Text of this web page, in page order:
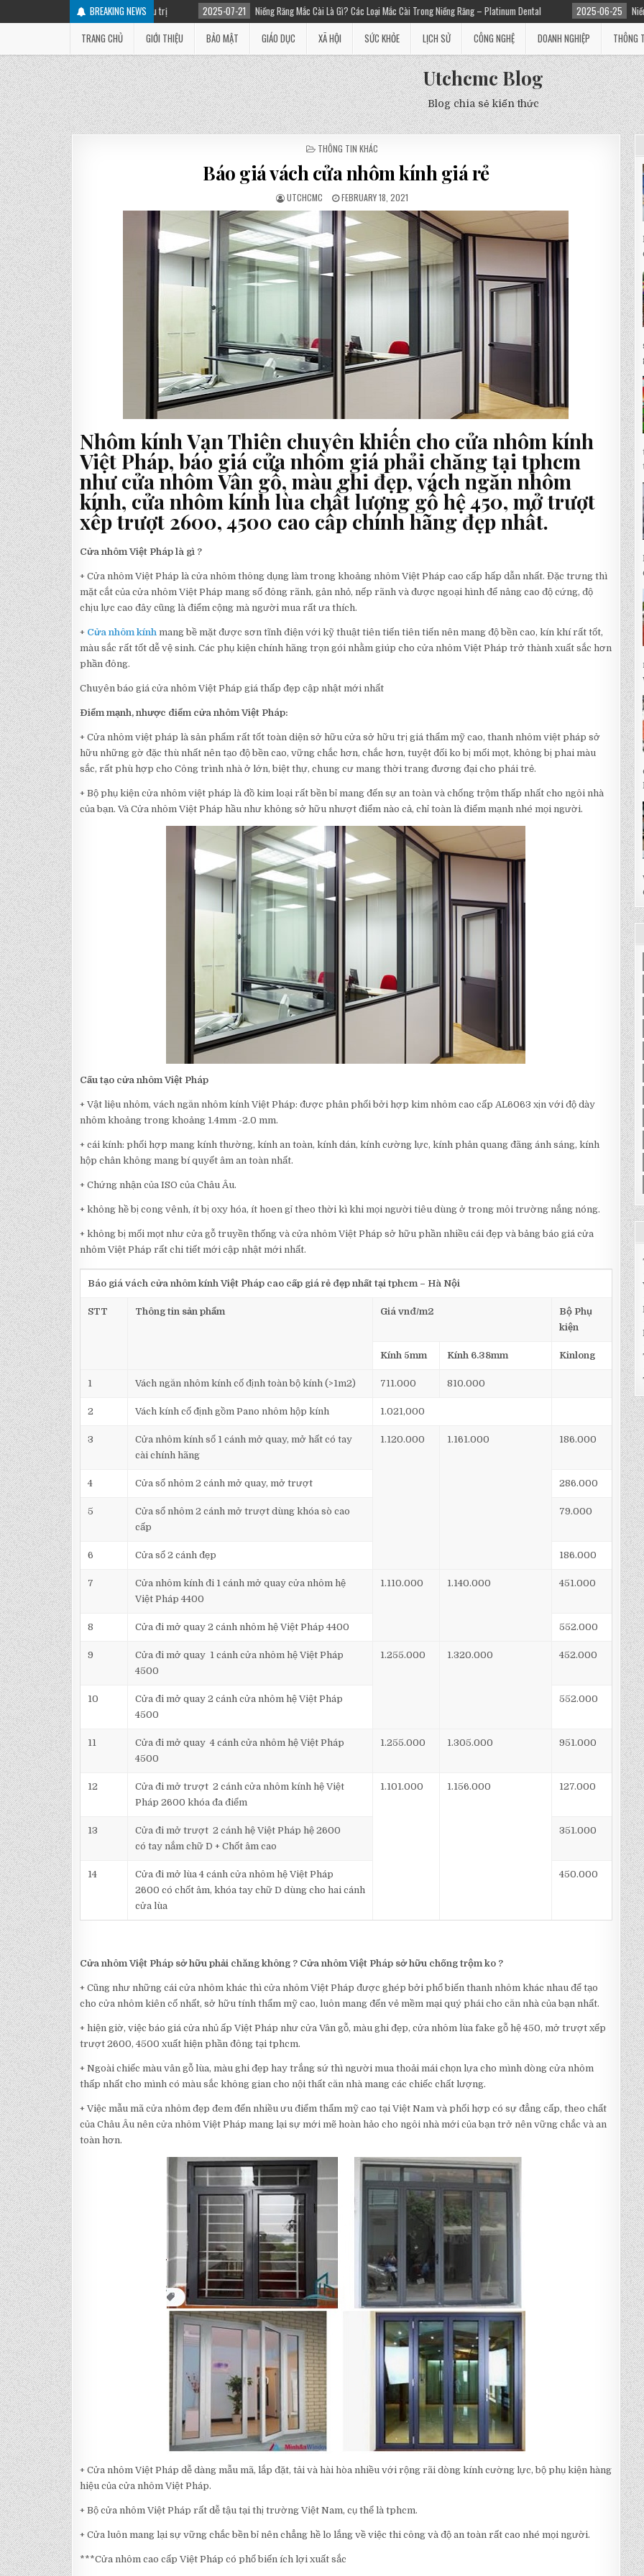
BREAKING NEWS
nhân và cách điều trị 2025-07-21 Niềng Răng Mắc Cài Là Gì? Các Loại Mắc Cài Trong Niềng Răng – Platinum Dental 2025-06-25 Niềng răng giá bao
TRANG CHỦ
GIỚI THIỆU BẢO MẬT GIÁO DỤC XÃ HỘI SỨC KHỎE LỊCH SỬ CÔNG NGHỆ DOANH NGHIỆP THÔNG
Utchcmc Blog
Blog chia sẻ kiến thức
POSTED
THÔNG TIN KHÁC
Báo giá vách cửa nhôm kính giá rẻ
UTCHCMC FEBRUARY 18, 2021
Nhôm kính Vạn Thiên chuyên khiến cho cửa nhôm kính
Việt Pháp, báo giá cửa nhôm giá phải chăng tại tphcm
như cửa nhôm Vân gỗ, màu ghi đẹp, vách ngăn nhôm
kính, cửa nhôm kính lùa chất lượng gỗ hệ 450, mở trượt
xếp trượt 2600, 4500 cao cấp chính hãng đẹp nhất.
Cửa nhôm Việt Pháp là gì ?
+ Cửa nhôm Việt Pháp là cửa nhôm thông dụng làm trong khoảng nhôm Việt Pháp cao cấp hấp dẫn nhất. Đặc trưng thì
mặt cắt của cửa nhôm Việt Pháp mang số đông rãnh, gân nhỏ, nếp rãnh và được ngoại hình để nâng cao độ cứng, độ
chịu lực cao đây cũng là điểm cộng mà người mua rất ưa thích.
+ Cửa nhôm kính mang bề mặt được sơn tĩnh điện với kỹ thuật tiên tiến tiên tiến nên mang độ bền cao, kín khí rất tốt,
màu sắc rất tốt dễ vệ sinh. Các phụ kiện chính hãng trọn gói nhằm giúp cho cửa nhôm Việt Pháp trở thành xuất sắc hơn
phần đông.
Chuyên báo giá cửa nhôm Việt Pháp giá thấp đẹp cập nhật mới nhất
Điểm mạnh, nhược điểm cửa nhôm Việt Pháp:
+ Cửa nhôm việt pháp là sản phẩm rất tốt toàn diện sở hữu cửa sở hữu trị giá thẩm mỹ cao, thanh nhôm việt pháp sở
hữu những gờ đặc thù nhất nên tạo độ bền cao, vững chắc hơn, chắc hơn, tuyệt đối ko bị mối mọt, không bị phai màu
sắc, rất phù hợp cho Công trình nhà ở lớn, biệt thự, chung cư mang thời trang đương đại cho phái trẻ.
+ Bộ phụ kiện cửa nhôm việt pháp là đồ kim loại rất bền bỉ mang đến sự an toàn và chống trộm thấp nhất cho ngôi nhà
của bạn. Và Cửa nhôm Việt Pháp hầu như không sở hữu nhượt điểm nào cả, chỉ toàn là điểm mạnh nhé mọi người.
Cấu tạo cửa nhôm Việt Pháp
+ Vật liệu nhôm, vách ngăn nhôm kính Việt Pháp: được phân phối bởi hợp kim nhôm cao cấp AL6063 xịn với độ dày
nhôm khoảng trong khoảng 1.4mm -2.0 mm.
+ cái kính: phối hợp mang kính thường, kính an toàn, kính dán, kính cường lực, kính phản quang đãng ánh sáng, kính
hộp chân không mang bí quyết âm an toàn nhất.
+ Chứng nhận của ISO của Châu Âu.
+ không hề bị cong vênh, ít bị oxy hóa, ít hoen gỉ theo thời kì khi mọi người tiêu dùng ở trong môi trường nắng nóng.
+ không bị mối mọt như cửa gỗ truyền thống và cửa nhôm Việt Pháp sở hữu phần nhiều cái đẹp và bảng báo giá cửa
nhôm Việt Pháp rất chi tiết mới cập nhật mới nhất.
Báo giá vách cửa nhôm kính Việt Pháp cao cấp giá rẻ đẹp nhất tại tphcm – Hà Nội
STT Thông tin sản phẩm Giá vnđ/m2
Bộ Phụ
kiện
Kính 5mm Kính 6.38mm Kinlong
1 Vách ngăn nhôm kính cố định toàn bộ kính (>1m2) 711.000 810.000
2 Vách kính cố định gồm Pano nhôm hộp kính 1.021,000
3
Cửa nhôm kính sổ 1 cánh mở quay, mở hất có tay
cài chính hãng
1.120.000 1.161.000 186.000
4 Cửa sổ nhôm 2 cánh mở quay, mở trượt 286.000
5
Cửa sổ nhôm 2 cánh mở trượt dùng khóa sò cao
cấp
79.000
6 Cửa sổ 2 cánh đẹp 186.000
7
Cửa nhôm kính đi 1 cánh mở quay cửa nhôm hệ
Việt Pháp 4400
1.110.000 1.140.000 451.000
8 Cửa đi mở quay 2 cánh nhôm hệ Việt Pháp 4400 552.000
9
Cửa đi mở quay 1 cánh cửa nhôm hệ Việt Pháp
4500
1.255.000 1.320.000 452.000
10
Cửa đi mở quay 2 cánh cửa nhôm hệ Việt Pháp
4500
552.000
11
Cửa đi mở quay 4 cánh cửa nhôm hệ Việt Pháp
4500
1.255.000 1.305.000 951.000
12
Cửa đi mở trượt 2 cánh cửa nhôm kính hệ Việt
Pháp 2600 khóa đa điểm
1.101.000 1.156.000 127.000
13
Cửa đi mở trượt 2 cánh hệ Việt Pháp hệ 2600
có tay nắm chữ D + Chốt âm cao
351.000
14
Cửa đi mở lùa 4 cánh cửa nhôm hệ Việt Pháp
2600 có chốt âm, khóa tay chữ D dùng cho hai cánh
cửa lùa
450.000
Cửa nhôm Việt Pháp sở hữu phải chăng không ? Cửa nhôm Việt Pháp sở hữu chống trộm ko ?
+ Cũng như những cái cửa nhôm khác thì cửa nhôm Việt Pháp được ghép bởi phổ biến thanh nhôm khác nhau để tạo
cho cửa nhôm kiên cố nhất, sở hữu tính thẩm mỹ cao, luôn mang đến vẻ mềm mại quý phái cho căn nhà của bạn nhất.
+ hiện giờ, việc báo giá cửa nhủ ấp Việt Pháp như cửa Vân gỗ, màu ghi đẹp, cửa nhôm lùa fake gỗ hệ 450, mở trượt xếp
trượt 2600, 4500 xuất hiện phần đông tại tphcm.
+ Ngoài chiếc màu vân gỗ lùa, màu ghi đẹp hay trắng sứ thì người mua thoải mái chọn lựa cho mình dòng cửa nhôm
thấp nhất cho mình có màu sắc không gian cho nội thất căn nhà mang các chiếc chất lượng.
+ Việc mẫu mã cửa nhôm đẹp đem đến nhiều ưu điểm thẩm mỹ cao tại Việt Nam và phối hợp có sự đẳng cấp, theo chất
của Châu Âu nên cửa nhôm Việt Pháp mang lại sự mới mẽ hoàn hảo cho ngôi nhà mới của bạn trở nên vững chắc và an
toàn hơn.
+ Cửa nhôm Việt Pháp dễ dàng mẫu mã, lắp đặt, tải và hài hòa nhiều với rộng rãi dòng kính cường lực, bộ phụ kiện hàng
hiệu của cửa nhôm Việt Pháp.
+ Bộ cửa nhôm Việt Pháp rất dễ tậu tại thị trường Việt Nam, cụ thể là tphcm.
+ Cửa luôn mang lại sự vững chắc bền bỉ nên chẳng hề lo lắng về việc thi công và độ an toàn rất cao nhé mọi người.
***Cửa nhôm cao cấp Việt Pháp có phổ biến ích lợi xuất sắc